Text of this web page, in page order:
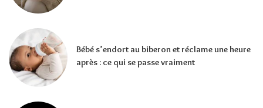
Bébé s’endort au biberon et réclame une heure
après : ce qui se passe vraiment